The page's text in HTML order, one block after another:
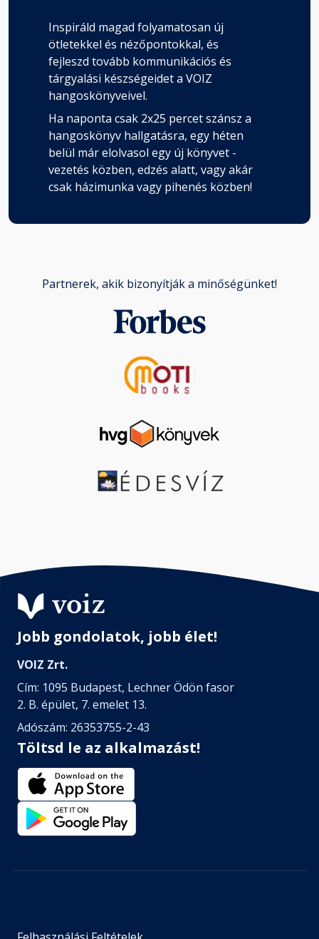
Inspiráld magad folyamatosan új
ötletekkel és nézőpontokkal, és
fejleszd tovább kommunikációs és
tárgyalási készségeidet a VOIZ
hangoskönyveivel.
Ha naponta csak 2x25 percet szánsz a
hangoskönyv hallgatásra, egy héten
belül már elolvasol egy új könyvet -
vezetés közben, edzés alatt, vagy akár
csak házimunka vagy pihenés közben!
Partnerek, akik bizonyítják a minőségünket!
Jobb gondolatok, jobb élet!
VOIZ Zrt.
Cím: 1095 Budapest, Lechner Ödön fasor
2. B. épület, 7. emelet 13.
Adószám: 26353755-2-43
Töltsd le az alkalmazást!